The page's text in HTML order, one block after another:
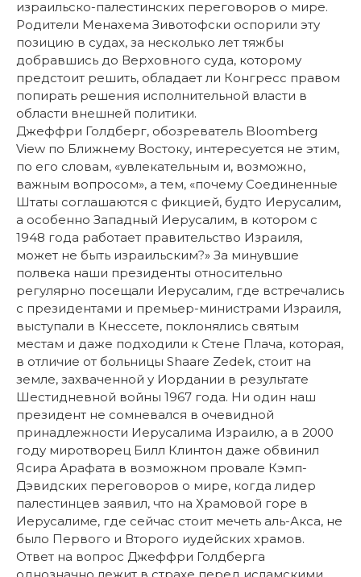
израильско-палестинских переговоров о мире.
Родители Менахема Зивотофски оспорили эту
позицию в судах, за несколько лет тяжбы
добравшись до Верховного суда, которому
предстоит решить, обладает ли Конгресс правом
попирать решения исполнительной власти в
области внешней политики.
Джеффри Голдберг, обозреватель Bloomberg
View по Ближнему Востоку, интересуется не этим,
по его словам, «увлекательным и, возможно,
важным вопросом», а тем, «почему Соединенные
Штаты соглашаются с фикцией, будто Иерусалим,
а особенно Западный Иерусалим, в котором с
1948 года работает правительство Израиля,
может не быть израильским?» За минувшие
полвека наши президенты относительно
регулярно посещали Иерусалим, где встречались
с президентами и премьер-министрами Израиля,
выступали в Кнессете, поклонялись святым
местам и даже подходили к Стене Плача, которая,
в отличие от больницы Shaare Zedek, стоит на
земле, захваченной у Иордании в результате
Шестидневной войны 1967 года. Ни один наш
президент не сомневался в очевидной
принадлежности Иерусалима Израилю, а в 2000
году миротворец Билл Клинтон даже обвинил
Ясира Арафата в возможном провале Кэмп-
Дэвидских переговоров о мире, когда лидер
палестинцев заявил, что на Храмовой горе в
Иерусалиме, где сейчас стоит мечеть аль-Акса, не
было Первого и Второго иудейских храмов.
Ответ на вопрос Джеффри Голдберга